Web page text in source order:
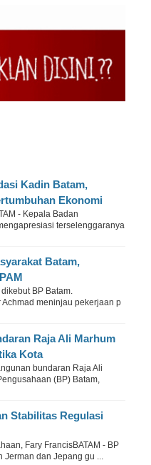
Kadin Batam,
Ekonomi
- Kepala Badan
terselenggaranya
Batam,
BP Batam.
Achmad meninjau pekerjaan p
Raja Ali Marhum
Kota
bundaran Raja Ali
(BP) Batam,
Stabilitas Regulasi
Fary FrancisBATAM - BP
Jerman dan Jepang gu ...